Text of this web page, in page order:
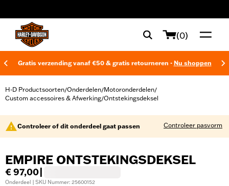
(0)
Gratis verzending vanaf €50 & gratis retourneren - Nu shoppen
H-D Productsoorten/Onderdelen/Motoronderdelen/
Custom accessoires & Afwerking/Ontstekingsdeksel
Controleer of dit onderdeel gaat passen Controleer pasvorm
EMPIRE ONTSTEKINGSDEKSEL
€ 97,00
Onderdeel | SKU Nummer: 25600152